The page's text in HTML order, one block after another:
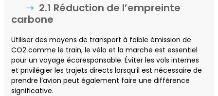
2.1 Réduction de l’empreinte
carbone
Utiliser des moyens de transport à faible émission de
CO2 comme le train, le vélo et la marche est essentiel
pour un voyage écoresponsable. Éviter les vols internes
et privilégier les trajets directs lorsqu’il est nécessaire de
prendre l’avion peut également faire une différence
significative.